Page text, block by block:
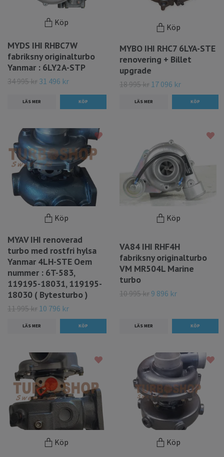
Köp
MYDS IHI RHBC7W
fabriksny originalturbo
Yanmar : 6LY2A-STP
34 995 kr 31 496 kr
LÄS MER
Köp
MYBO IHI RHC7 6LYA-STE
renovering + Billet
upgrade
18 995 kr 17 096 kr
LÄS MER
Köp
MYAV IHI renoverad
turbo med rostfri hylsa
Yanmar 4LH-STE Oem
nummer : 6T-583,
119195-18031, 119195-
18030 ( Bytesturbo )
11 995 kr 10 796 kr
LÄS MER
Köp
VA84 IHI RHF4H
fabriksny originalturbo
VM MR504L Marine
turbo
10 995 kr 9 896 kr
LÄS MER
Köp Köp